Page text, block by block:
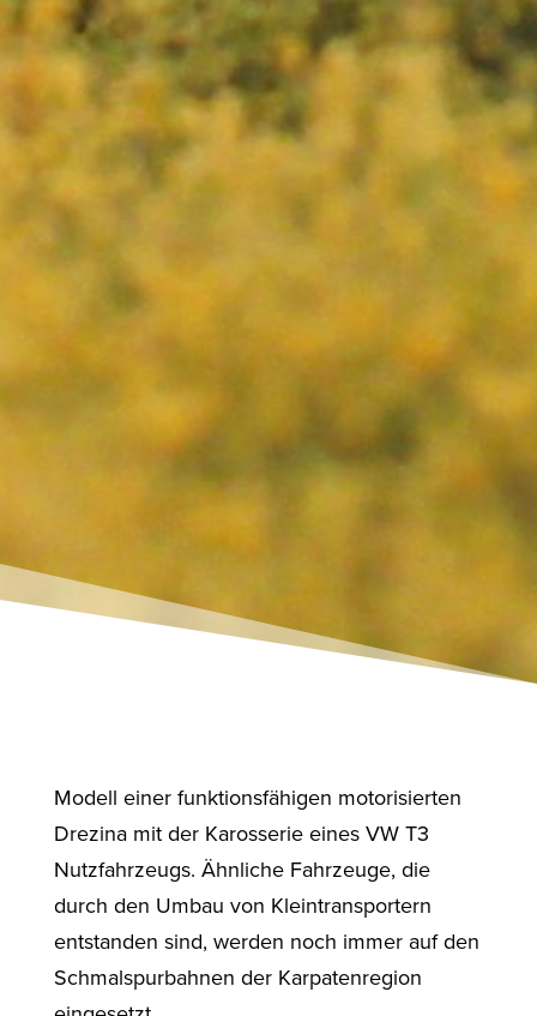
Modell einer funktionsfähigen motorisierten
Drezina mit der Karosserie eines VW T3
Nutzfahrzeugs. Ähnliche Fahrzeuge, die
durch den Umbau von Kleintransportern
entstanden sind, werden noch immer auf den
Schmalspurbahnen der Karpatenregion